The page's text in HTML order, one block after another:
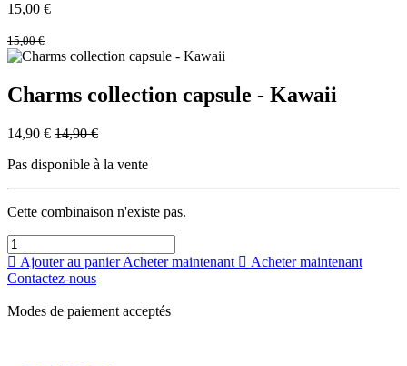
15,00 €
15,00€
Charms collection capsule - Kawaii
14,90 € 14,90€
Pas disponible à la vente
Cette combinaison n'existe pas.
Ajouter au panierAcheter maintenant
Acheter maintenant
Contactez-nous
Modes de paiement acceptés